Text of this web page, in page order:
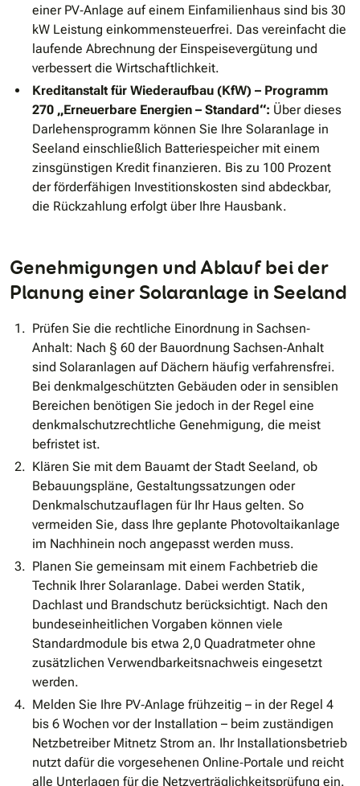
einer PV‐Anlage auf einem Einfamilienhaus sind bis 30
kW Leistung einkommensteuerfrei. Das vereinfacht die
laufende Abrechnung der Einspeisevergütung und
verbessert die Wirtschaftlichkeit.
Kreditanstalt für Wiederaufbau (KfW) – Programm
270 „Erneuerbare Energien – Standard“: Über dieses
Darlehensprogramm können Sie Ihre Solaranlage in
Seeland einschließlich Batteriespeicher mit einem
zinsgünstigen Kredit finanzieren. Bis zu 100 Prozent
der förderfähigen Investitionskosten sind abdeckbar,
die Rückzahlung erfolgt über Ihre Hausbank.
Genehmigungen und Ablauf bei der
Planung einer Solaranlage in Seeland
Prüfen Sie die rechtliche Einordnung in Sachsen‐
Anhalt: Nach § 60 der Bauordnung Sachsen‐Anhalt
sind Solaranlagen auf Dächern häufig verfahrensfrei.
Bei denkmalgeschützten Gebäuden oder in sensiblen
Bereichen benötigen Sie jedoch in der Regel eine
denkmalschutzrechtliche Genehmigung, die meist
befristet ist.
Klären Sie mit dem Bauamt der Stadt Seeland, ob
Bebauungspläne, Gestaltungssatzungen oder
Denkmalschutzauflagen für Ihr Haus gelten. So
vermeiden Sie, dass Ihre geplante Photovoltaikanlage
im Nachhinein noch angepasst werden muss.
Planen Sie gemeinsam mit einem Fachbetrieb die
Technik Ihrer Solaranlage. Dabei werden Statik,
Dachlast und Brandschutz berücksichtigt. Nach den
bundeseinheitlichen Vorgaben können viele
Standardmodule bis etwa 2,0 Quadratmeter ohne
zusätzlichen Verwendbarkeitsnachweis eingesetzt
werden.
Melden Sie Ihre PV‐Anlage frühzeitig – in der Regel 4
bis 6 Wochen vor der Installation – beim zuständigen
Netzbetreiber Mitnetz Strom an. Ihr Installationsbetrieb
nutzt dafür die vorgesehenen Online‐Portale und reicht
alle Unterlagen für die Netzverträglichkeitsprüfung ein.